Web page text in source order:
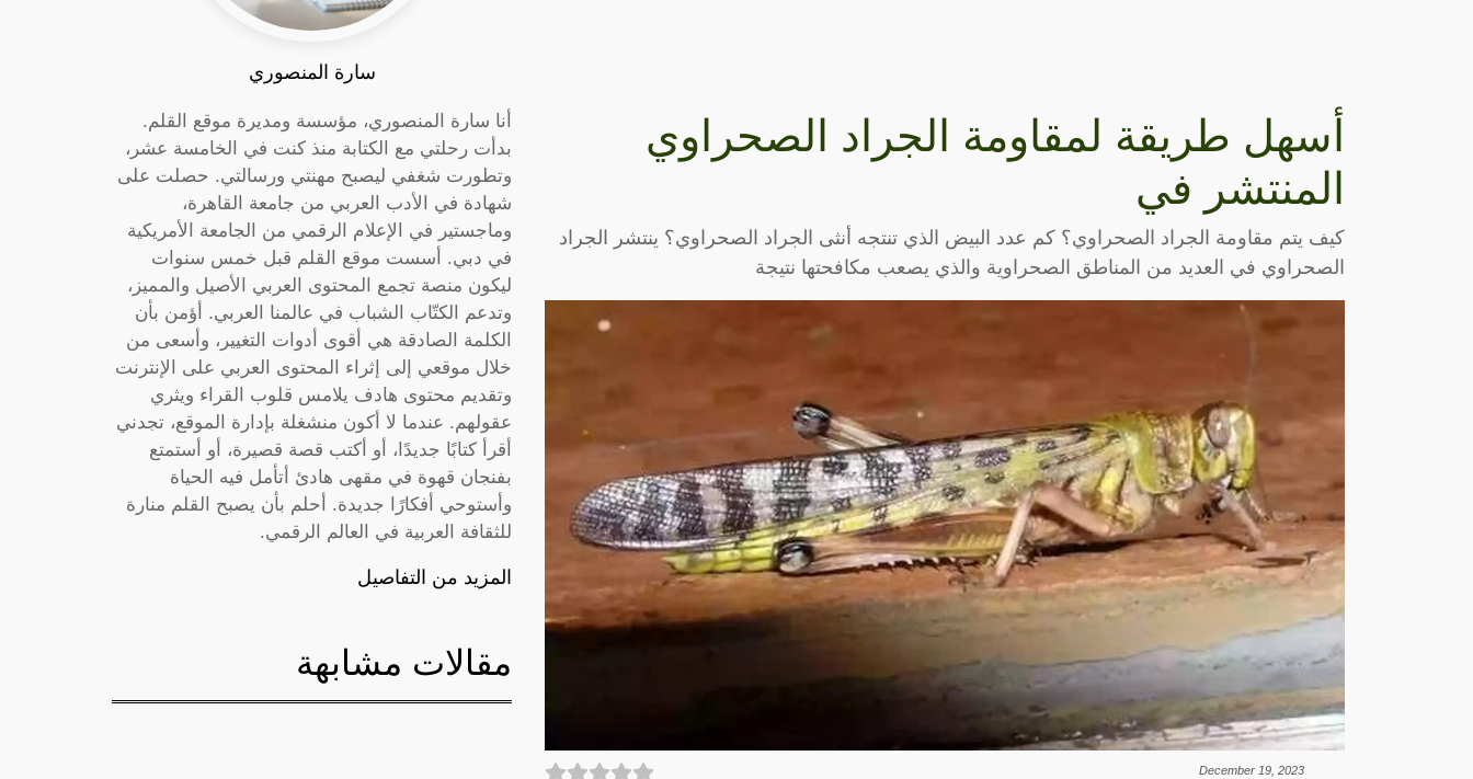
أسهل طريقة لمقاومة الجراد الصحراوي
المنتشر في
كيف يتم مقاومة الجراد الصحراوي؟ كم عدد البيض الذي تنتجه أنثى الجراد الصحراوي؟ ينتشر الجراد
الصحراوي في العديد من المناطق الصحراوية والذي يصعب مكافحتها نتيجة
December 19, 2023
سارة المنصوري
أنا سارة المنصوري، مؤسسة ومديرة موقع القلم.
بدأت رحلتي مع الكتابة منذ كنت في الخامسة عشر،
وتطورت شغفي ليصبح مهنتي ورسالتي. حصلت على
شهادة في الأدب العربي من جامعة القاهرة،
وماجستير في الإعلام الرقمي من الجامعة الأمريكية
في دبي. أسست موقع القلم قبل خمس سنوات
ليكون منصة تجمع المحتوى العربي الأصيل والمميز،
وتدعم الكتّاب الشباب في عالمنا العربي. أؤمن بأن
الكلمة الصادقة هي أقوى أدوات التغيير، وأسعى من
خلال موقعي إلى إثراء المحتوى العربي على الإنترنت
وتقديم محتوى هادف يلامس قلوب القراء ويثري
عقولهم. عندما لا أكون منشغلة بإدارة الموقع، تجدني
أقرأ كتابًا جديدًا، أو أكتب قصة قصيرة، أو أستمتع
بفنجان قهوة في مقهى هادئ أتأمل فيه الحياة
وأستوحي أفكارًا جديدة. أحلم بأن يصبح القلم منارة
للثقافة العربية في العالم الرقمي.
المزيد من التفاصيل
مقالات مشابهة